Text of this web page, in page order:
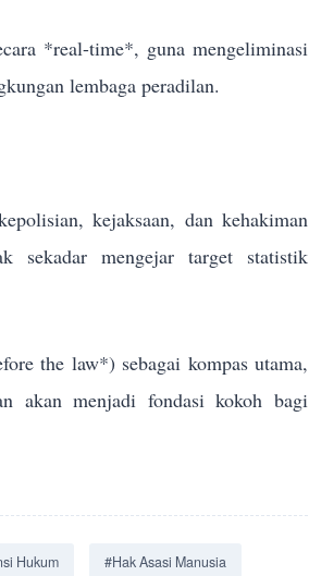
*real-time*, guna mengeliminasi
lembaga peradilan.
kejaksaan, dan kehakiman
sekadar mengejar target statistik
the law*) sebagai kompas utama,
akan menjadi fondasi kokoh bagi
Hukum #Hak Asasi Manusia